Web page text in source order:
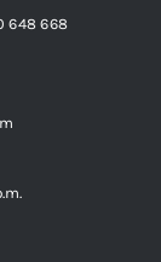
648 668